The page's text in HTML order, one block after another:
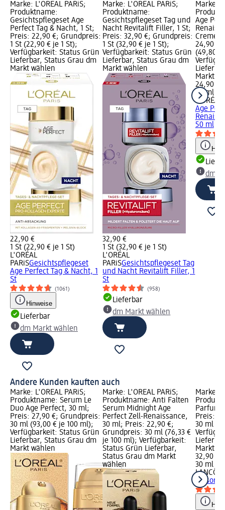
Marke: L'ORÉAL PARiS;
Produktname:
Gesichtspflegeset Age
Perfect Tag & Nacht, 1 St;
Preis: 22,90 €; Grundpreis:
1 St (22,90 € je 1 St);
Verfügbarkeit: Status Grün
Lieferbar, Status Grau dm
Markt wählen
22,90 €
1 St (22,90 € je 1 St)
L'ORÉAL
PARiSGesichtspflegeset
Age Perfect Tag & Nacht, 1
St
(1061)
Hinweise
Lieferbar
dm Markt wählen
Marke: L'ORÉAL PARiS;
Produktname:
Gesichtspflegeset Tag und
Nacht Revitalift Filler, 1 St;
Preis: 32,90 €; Grundpreis:
1 St (32,90 € je 1 St);
Verfügbarkeit: Status Grün
Lieferbar, Status Grau dm
Markt wählen
32,90 €
1 St (32,90 € je 1 St)
L'ORÉAL
PARiSGesichtspflegeset Tag
und Nacht Revitalift Filler, 1
St
(958)
Lieferbar
dm Markt wählen
Marke:
Age
Creme,
24,90 €;
(49,80 €
Markt
24,90 €
50 ml
L'ORÉAL
Age
50 ml
dm
Andere Kunden kauften auch
Marke: L'ORÉAL PARiS;
Produktname: Serum Le
Duo Age Perfect, 30 ml;
Preis: 27,90 €; Grundpreis:
30 ml (93,00 € je 100 ml);
Verfügbarkeit: Status Grün
Lieferbar, Status Grau dm
Markt wählen
Marke: L'ORÉAL PARiS;
Produktname: Anti Falten
Serum Midnight Age
Perfect Zell-Renaissance,
30 ml; Preis: 22,90 €;
Grundpreis: 30 ml (76,33 €
je 100 ml); Verfügbarkeit:
Status Grün Lieferbar,
Status Grau dm Markt
wählen
Marke:
Parfum
Preis:
30 ml
Markt
32,90 €
30 ml
Trésor,